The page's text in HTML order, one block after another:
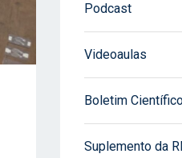
Podcast
Videoaulas
Boletim
Suplemento da